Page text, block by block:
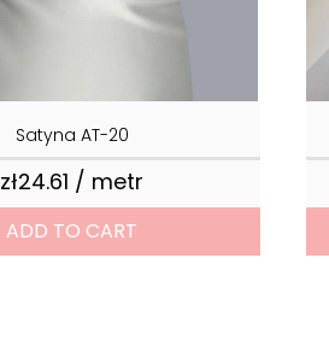
Satyna AT-20
zł24.61 / metr
ADD TO CART